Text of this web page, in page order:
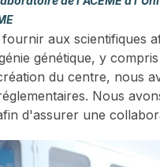
aux scientifiques
génétique, y
du centre, nous
Nous
d'assurer une